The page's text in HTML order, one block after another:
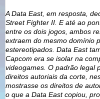
A Data East, em resposta,
Street Fighter II. E até ao
entre os dois jogos, ambos
extraem do mesmo domínio
estereotipados. Data East
Capcom era se isolar na
videogames. O padrão legal
direitos autoriais da corte,
mostrasse os direitos de
o que a Data East copiou,